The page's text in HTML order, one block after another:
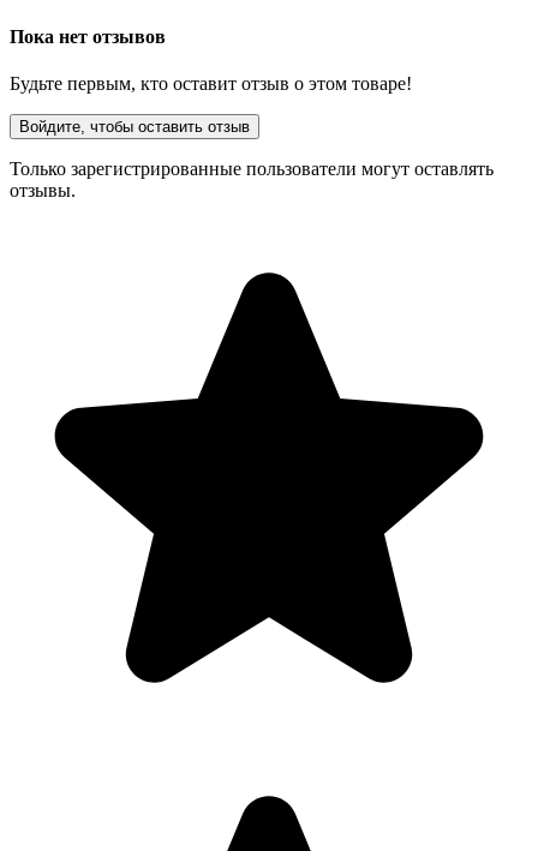
Пока нет отзывов
Будьте первым, кто оставит отзыв о этом товаре!
Войдите, чтобы оставить отзыв
Только зарегистрированные пользователи могут оставлять
отзывы.